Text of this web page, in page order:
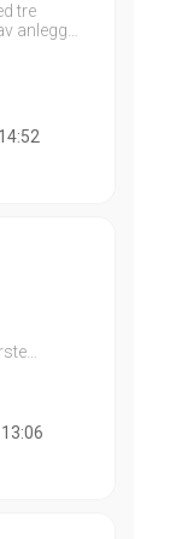
tre
anlegg…